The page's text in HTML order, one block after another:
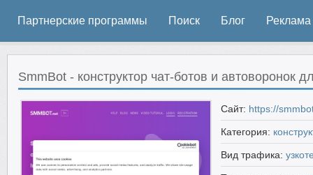
Партнерские программы Поиск Блог Реклама
SmmBot - конструктор чат-ботов и автоворонок
Сайт: https://
Категория:
Вид трафика: